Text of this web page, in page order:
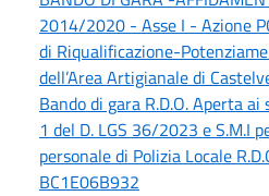
2014/2020 - Asse I - Azione
di Riqualificazione-
dell’Area Artigianale di
Bando di gara R.D.O. Aperta ai
1 del D. LGS 36/2023 e S.M.I
personale di Polizia Locale
BC1E06B932